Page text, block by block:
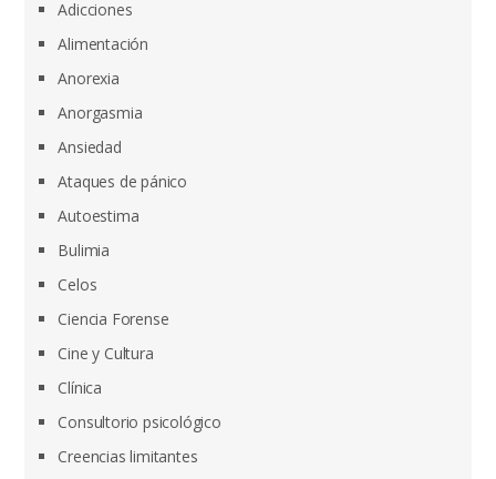
Adicciones
Alimentación
Anorexia
Anorgasmia
Ansiedad
Ataques de pánico
Autoestima
Bulimia
Celos
Ciencia Forense
Cine y Cultura
Clínica
Consultorio psicológico
Creencias limitantes